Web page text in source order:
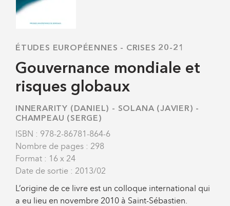
ÉTUDES EUROPÉENNES - CRISES 20-21
Gouvernance mondiale et
risques globaux
INNERARITY (DANIEL) - SOLANA (JAVIER) -
CHAMPEAU (SERGE)
ISBN : 978-2-86781-864-6
Nombre de pages : 298
Format : 16 x 24
Date de sortie : 2013/02
L’origine de ce livre est un colloque international qui
a eu lieu en novembre 2010 à Saint-Sébastien.